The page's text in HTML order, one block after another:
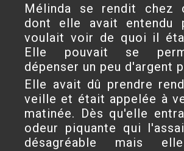
Mélinda se rendit chez
dont elle avait entendu
voulait voir de quoi il
Elle pouvait se
dépenser un peu d'argent
Elle avait dû prendre
veille et était appelée à
matinée. Dès qu'elle
odeur piquante qui
désagréable mais